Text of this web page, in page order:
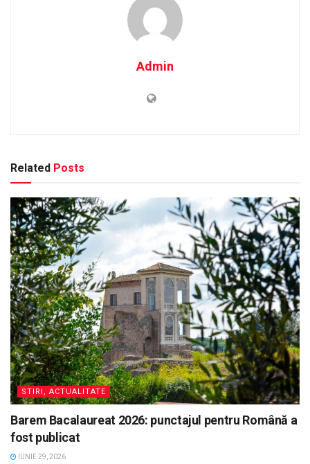
Admin
Related Posts
STIRI, ACTUALITATE
Barem Bacalaureat 2026: punctajul pentru Română a
fost publicat
IUNIE 29, 2026